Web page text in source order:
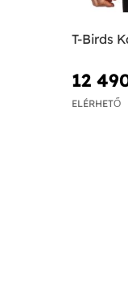
T-Birds
12
ELÉRHETŐ